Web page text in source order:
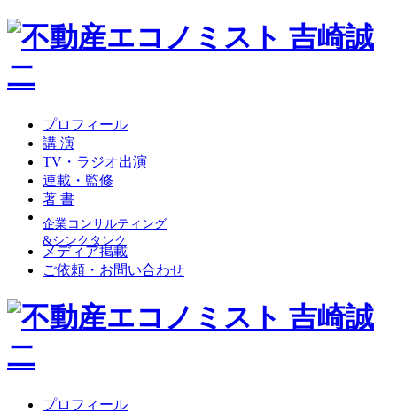
プロフィール
講 演
TV・ラジオ出演
連載・監修
著 書
企業コンサルティング
&シンクタンク
メディア掲載
ご依頼・お問い合わせ
プロフィール